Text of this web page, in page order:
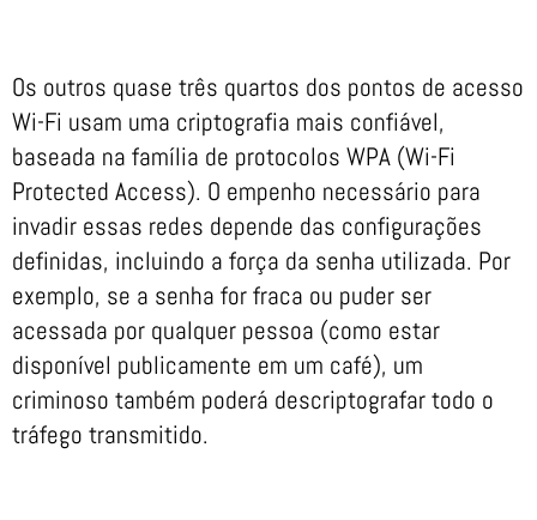
Os outros quase três quartos dos pontos de acesso
Wi-Fi usam uma criptografia mais confiável,
baseada na família de protocolos WPA (Wi-Fi
Protected Access). O empenho necessário para
invadir essas redes depende das configurações
definidas, incluindo a força da senha utilizada. Por
exemplo, se a senha for fraca ou puder ser
acessada por qualquer pessoa (como estar
disponível publicamente em um café), um
criminoso também poderá descriptografar todo o
tráfego transmitido.